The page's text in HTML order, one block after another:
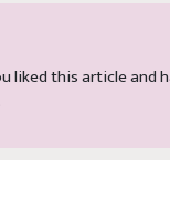
liked this article